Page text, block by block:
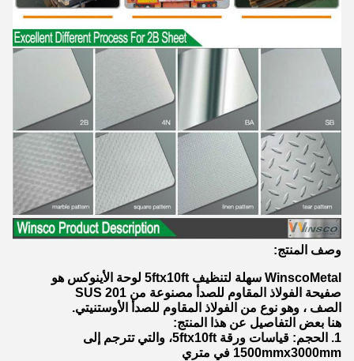
وصف المنتج:
WinscoMetal سهلة لتنظيف 5ftx10ft لوحة الأينوكس هو
صفيحة الفولاذ المقاوم للصدأ مصنوعة من SUS 201
الصف ، وهو نوع من الفولاذ المقاوم للصدأ الأوستنيتي.
هنا بعض التفاصيل عن هذا المنتج:
1. الحجم: قياسات ورقة 5ftx10ft، والتي تترجم إلى
1500mmx3000mm في متري